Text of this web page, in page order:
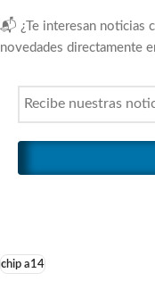
📬 ¿Te interesan noticias
novedades directamente
chip a14